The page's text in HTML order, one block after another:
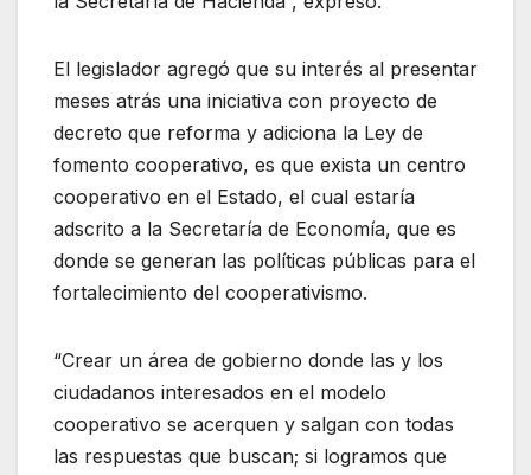
El legislador agregó que su interés al presentar
meses atrás una iniciativa con proyecto de
decreto que reforma y adiciona la Ley de
fomento cooperativo, es que exista un centro
cooperativo en el Estado, el cual estaría
adscrito a la Secretaría de Economía, que es
donde se generan las políticas públicas para el
fortalecimiento del cooperativismo.
“Crear un área de gobierno donde las y los
ciudadanos interesados en el modelo
cooperativo se acerquen y salgan con todas
las respuestas que buscan; si logramos que